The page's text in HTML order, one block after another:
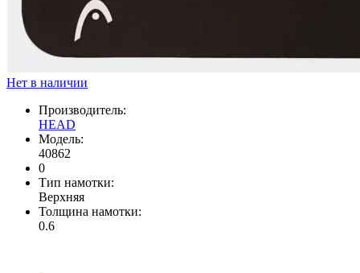
Нет в наличии
Производитель:
HEAD
Модель:
40862
0
Тип намотки:
Верхняя
Толщина намотки:
0.6